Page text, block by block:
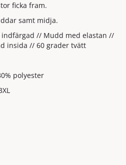
ficka fram.
samt midja.
// Mudd med elastan //
insida // 60 grader tvätt
polyester